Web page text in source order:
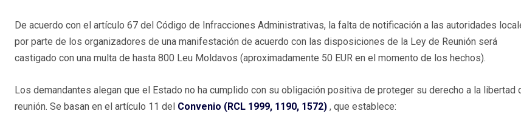
De acuerdo con el artículo 67 del Código de Infracciones Administrativas, la falta de notificación a las autoridades
por parte de los organizadores de una manifestación de acuerdo con las disposiciones de la Ley de Reunión será
castigado con una multa de hasta 800 Leu Moldavos (aproximadamente 50 EUR en el momento de los hechos).
Los demandantes alegan que el Estado no ha cumplido con su obligación positiva de proteger su derecho a la libertad
reunión. Se basan en el artículo 11 del Convenio (RCL 1999, 1190, 1572) , que establece: